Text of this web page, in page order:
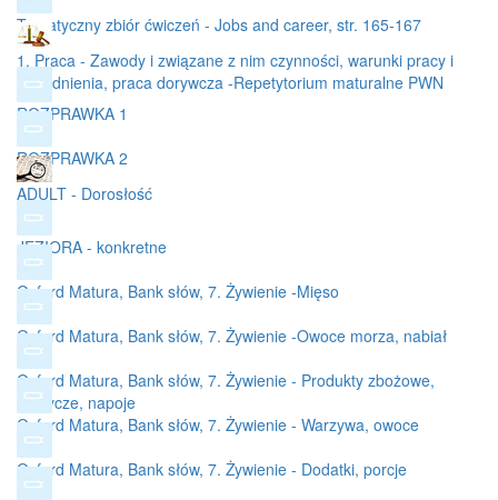
Tematyczny zbiór ćwiczeń - Jobs and career, str. 165-167
1. Praca - Zawody i związane z nim czynności, warunki pracy i
zatrudnienia, praca dorywcza -Repetytorium maturalne PWN
ROZPRAWKA 1
ROZPRAWKA 2
ADULT - Dorosłość
JEZIORA - konkretne
Oxford Matura, Bank słów, 7. Żywienie -Mięso
Oxford Matura, Bank słów, 7. Żywienie -Owoce morza, nabiał
Oxford Matura, Bank słów, 7. Żywienie - Produkty zbożowe,
słodycze, napoje
Oxford Matura, Bank słów, 7. Żywienie - Warzywa, owoce
Oxford Matura, Bank słów, 7. Żywienie - Dodatki, porcje